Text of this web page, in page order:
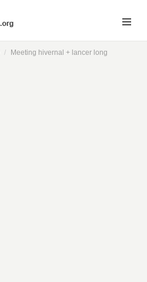
Meeting hivernal + lancer long